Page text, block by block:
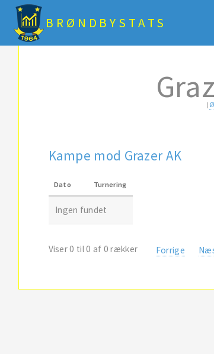
BRØNDBYSTATS
(
Kampe mod Grazer AK
Dato Turnering
Ingen fundet
Viser 0 til 0 af 0 rækker Forrige